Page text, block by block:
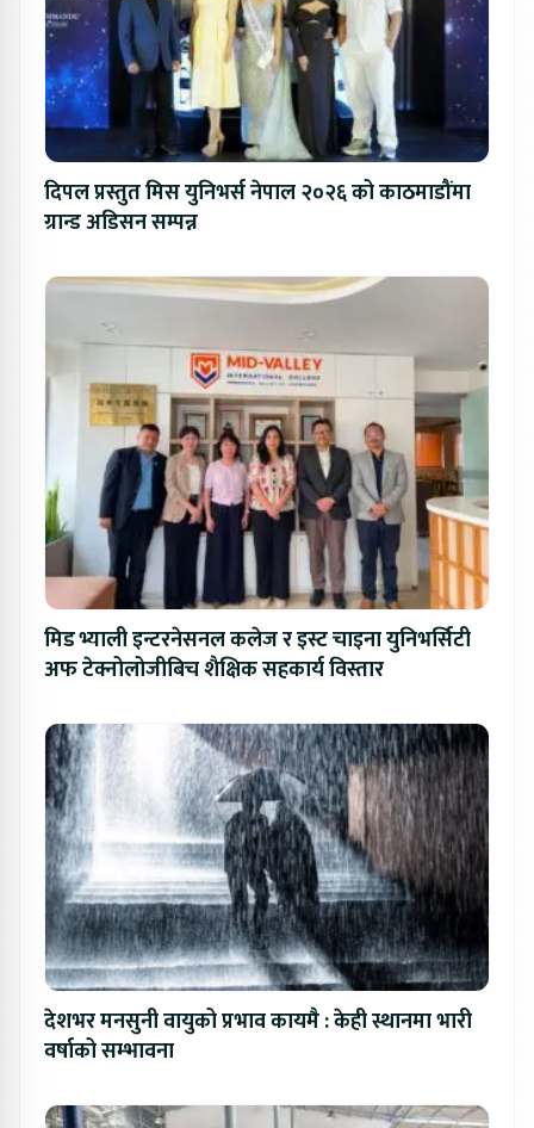
दिपल प्रस्तुत मिस युनिभर्स नेपाल २०२६ को काठमाडौंमा
ग्रान्ड अडिसन सम्पन्न
मिड भ्याली इन्टरनेसनल कलेज र इस्ट चाइना युनिभर्सिटी
अफ टेक्नोलोजीबिच शैक्षिक सहकार्य विस्तार
देशभर मनसुनी वायुको प्रभाव कायमै : केही स्थानमा भारी
वर्षाको सम्भावना